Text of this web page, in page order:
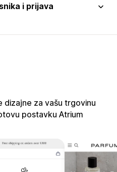
i prijava
dizajne za vašu trgovinu
postavku Atrium